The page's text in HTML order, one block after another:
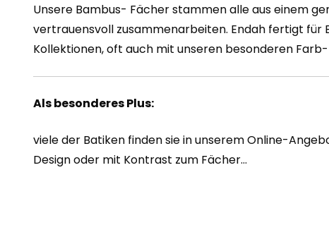
Unsere Bambus- Fächer stammen alle aus einem
vertrauensvoll zusammenarbeiten. Endah fertigt
Kollektionen, oft auch mit unseren besonderen
Als besonderes Plus:
viele der Batiken finden sie in unserem Online-
Design oder mit Kontrast zum Fächer…